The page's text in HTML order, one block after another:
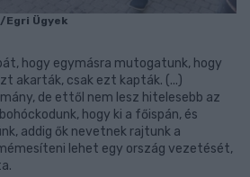
Egri Ügyek
hogy egymásra mutogatunk, hogy
akarták, csak ezt kapták. (...)
de ettől nem lesz hitelesebb az
hogy ki a főispán, és
addig ők nevetnek rajtunk a
lehet egy ország vezetését,